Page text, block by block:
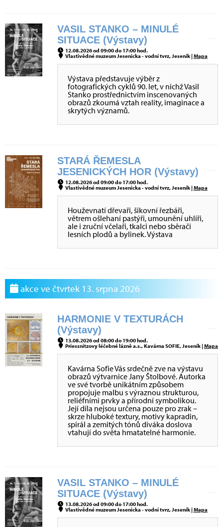
VASIL STANKO – MINULÉ
SITUACE (Výstavy)
12.08.2026 od 09:00 do 17:00 hod.
Vlastivědné muzeum Jesenicka - vodní tvrz, Jeseník |Mapa
Výstava představuje výběr z
fotografických cyklů 90. let, v nichž Vasil
Stanko prostřednictvím inscenovaných
obrazů zkoumá vztah reality, imaginace a
skrytých významů.
STARÁ ŘEMESLA
JESENICKÝCH HOR (Výstavy)
12.08.2026 od 09:00 do 17:00 hod.
Vlastivědné muzeum Jesenicka - vodní tvrz, Jeseník |Mapa
Houževnatí dřevaři, šikovní řezbáři,
větrem ošlehaní pastýři, umounění uhlíři,
ale i zruční včelaři, tkalci nebo sběrači
lesních plodů a bylinek. Výstava
akce ve čtvrtek 13. srpna 2026
HARMONIE V TEXTURÁCH
(Výstavy)
13.08.2026 od 08:00 do 19:00 hod.
Priessnitzovy léčebné lázně a.s., Kavárna SOFIE, Jeseník |Mapa
Kavárna Sofie Vás srdečně zve na výstavu
obrazů výtvarnice Jany Štolbové. Autorka
ve své tvorbě unikátním způsobem
propojuje malbu s výraznou strukturou,
reliéfními prvky a přírodní symbolikou.
Její díla nejsou určena pouze pro zrak –
skrze hluboké textury, motivy kapradin,
spirál a zemitých tónů diváka doslova
vtahují do světa hmatatelné harmonie.
VASIL STANKO – MINULÉ
SITUACE (Výstavy)
13.08.2026 od 09:00 do 17:00 hod.
Vlastivědné muzeum Jesenicka - vodní tvrz, Jeseník |Mapa